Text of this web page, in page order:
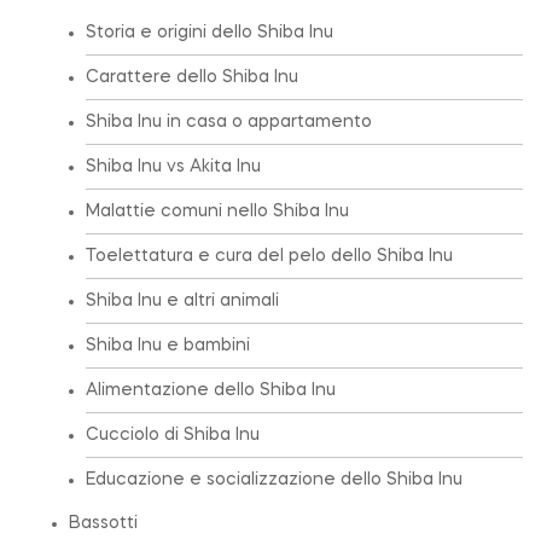
Storia e origini dello Shiba Inu
Carattere dello Shiba Inu
Shiba Inu in casa o appartamento
Shiba Inu vs Akita Inu
Malattie comuni nello Shiba Inu
Toelettatura e cura del pelo dello Shiba Inu
Shiba Inu e altri animali
Shiba Inu e bambini
Alimentazione dello Shiba Inu
Cucciolo di Shiba Inu
Educazione e socializzazione dello Shiba Inu
Bassotti